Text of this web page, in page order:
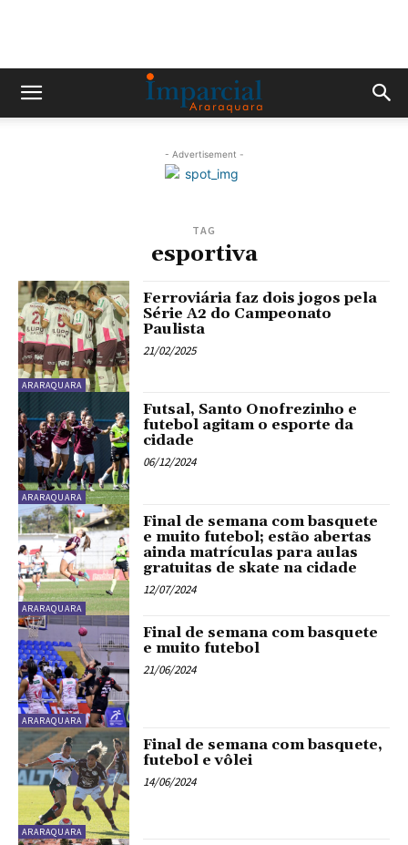
- Advertisement -
TAG
esportiva
ARARAQUARA
Ferroviária faz dois jogos pela
Série A2 do Campeonato
Paulista
21/02/2025
ARARAQUARA
Futsal, Santo Onofrezinho e
futebol agitam o esporte da
cidade
06/12/2024
ARARAQUARA
Final de semana com basquete
e muito futebol; estão abertas
ainda matrículas para aulas
gratuitas de skate na cidade
12/07/2024
ARARAQUARA
Final de semana com basquete
e muito futebol
21/06/2024
ARARAQUARA
Final de semana com basquete,
futebol e vôlei
14/06/2024